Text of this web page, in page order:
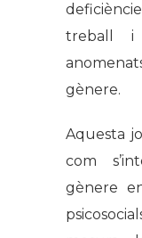
treball i
gènere.
Aquesta
com
gènere